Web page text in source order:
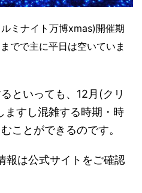
ミナイト万博xmas)開催期
でで主に平日は空いていま
といっても、12月(クリ
ますし混雑する時期・時
ことができるのです。
報は公式サイトをご確認